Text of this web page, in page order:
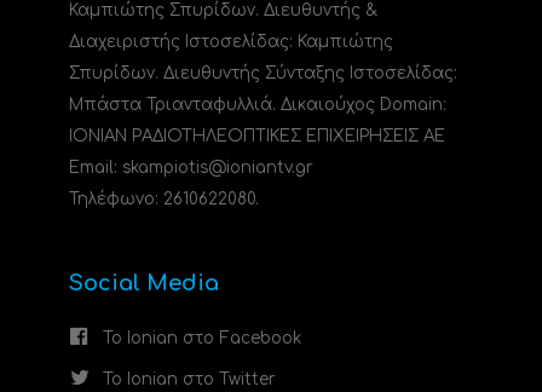
Καμπιώτης Σπυρίδων. Διευθυντής &
Διαχειριστής Ιστοσελίδας: Καμπιώτης
Σπυρίδων. Διευθυντής Σύνταξης Ιστοσελίδας:
Μπάστα Τριανταφυλλιά. Δικαιούχος Domain:
ΙΟΝΙΑΝ ΡΑΔΙΟΤΗΛΕΟΠΤΙΚΕΣ ΕΠΙΧΕΙΡΗΣΕΙΣ ΑΕ
Email: skampiotis@ioniantv.gr
Τηλέφωνο: 2610622080.
Social Media
Το Ionian στο Facebook
Το Ionian στο Twitter